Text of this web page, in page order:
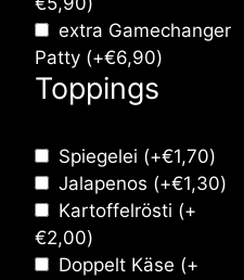
extra Gamechanger
Patty (+€6,90)
Toppings
Spiegelei (+€1,70)
Jalapenos (+€1,30)
Kartoffelrösti (+
€2,00)
Doppelt Käse (+